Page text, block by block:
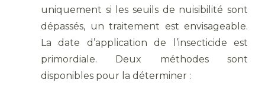
uniquement si les seuils de nuisibilité sont
dépassés, un traitement est envisageable.
La date d’application de l’insecticide est
primordiale. Deux méthodes sont
disponibles pour la déterminer :